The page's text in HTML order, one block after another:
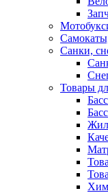
Санки,
Товары